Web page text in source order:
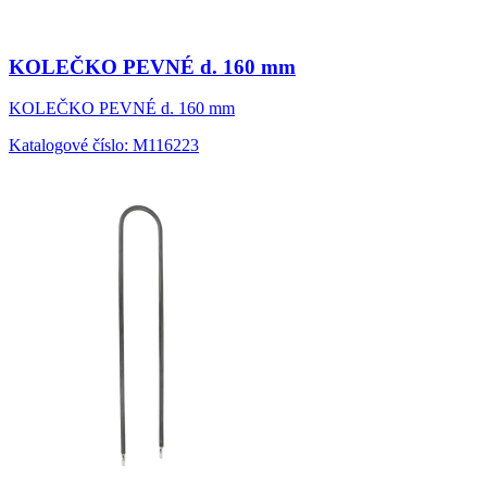
KOLEČKO PEVNÉ d. 160 mm
KOLEČKO PEVNÉ d. 160 mm
Katalogové číslo: M116223